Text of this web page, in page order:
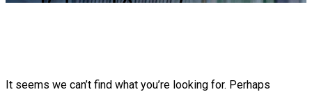
It seems we can’t find what you’re looking for. Perhaps